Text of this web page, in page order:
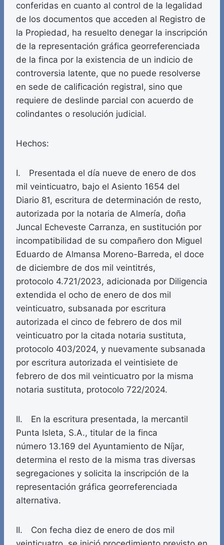
conferidas en cuanto al control de la legalidad
de los documentos que acceden al Registro de
la Propiedad, ha resuelto denegar la inscripción
de la representación gráfica georreferenciada
de la finca por la existencia de un indicio de
controversia latente, que no puede resolverse
en sede de calificación registral, sino que
requiere de deslinde parcial con acuerdo de
colindantes o resolución judicial.
Hechos:
I. Presentada el día nueve de enero de dos
mil veinticuatro, bajo el Asiento 1654 del
Diario 81, escritura de determinación de resto,
autorizada por la notaria de Almería, doña
Juncal Echeveste Carranza, en sustitución por
incompatibilidad de su compañero don Miguel
Eduardo de Almansa Moreno-Barreda, el doce
de diciembre de dos mil veintitrés,
protocolo 4.721/2023, adicionada por Diligencia
extendida el ocho de enero de dos mil
veinticuatro, subsanada por escritura
autorizada el cinco de febrero de dos mil
veinticuatro por la citada notaria sustituta,
protocolo 403/2024, y nuevamente subsanada
por escritura autorizada el veintisiete de
febrero de dos mil veinticuatro por la misma
notaria sustituta, protocolo 722/2024.
II. En la escritura presentada, la mercantil
Punta Isleta, S.A., titular de la finca
número 13.169 del Ayuntamiento de Níjar,
determina el resto de la misma tras diversas
segregaciones y solicita la inscripción de la
representación gráfica georreferenciada
alternativa.
II. Con fecha diez de enero de dos mil